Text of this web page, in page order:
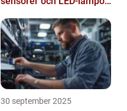
30 september 2025